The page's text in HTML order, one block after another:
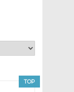
TOP